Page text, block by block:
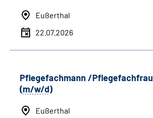
Eußerthal
22.07.2026
Pflegefachmann /Pflegefachfrau
(m/w/d)
Eußerthal